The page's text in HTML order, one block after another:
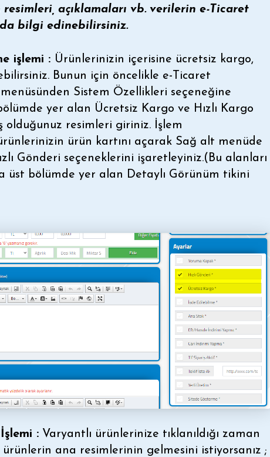
açıklamaları vb. verilerin e-Ticaret
bilgi edinebilirsiniz.
işlemi : Ürünlerinizin içerisine ücretsiz kargo,
Bunun için öncelikle e-Ticaret
Sistem Özellikleri seçeneğine
yer alan Ücretsiz Kargo ve Hızlı Kargo
olduğunuz resimleri giriniz. İşlem
ürün kartını açarak Sağ alt menüde
Gönderi seçeneklerini işaretleyiniz.(Bu alanları
üst bölümde yer alan Detaylı Görünüm tikini
: Varyantlı ürünlerinize tıklanıldığı zaman
ana resimlerinin gelmesini istiyorsanız ;